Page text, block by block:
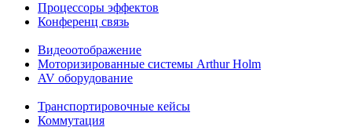
Процессоры эффектов
Конференц связь
Видеоотображение
Моторизированные системы Arthur Holm
AV оборудование
Транспортировочные кейсы
Коммутация